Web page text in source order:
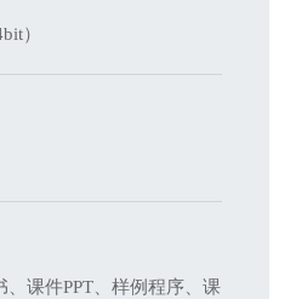
）
课件PPT、样例程序、课